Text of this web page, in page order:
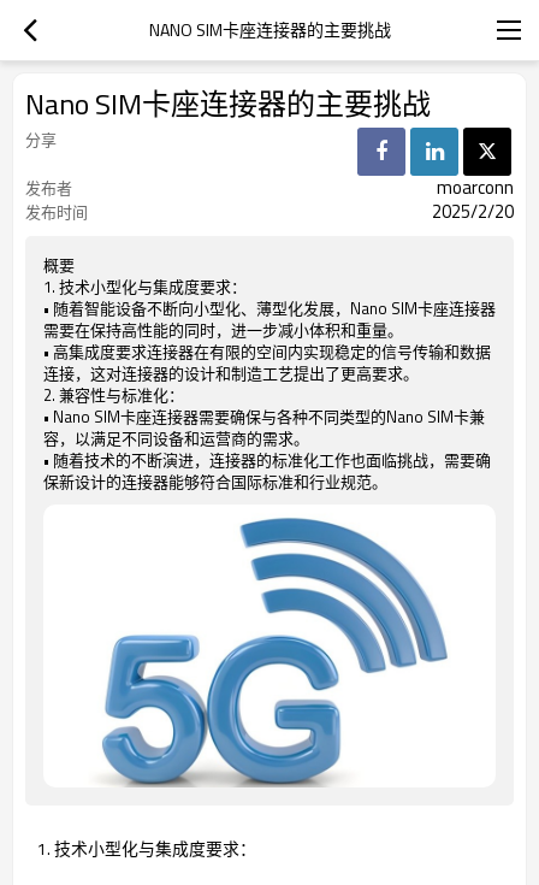
NANO SIM卡座连接器的主要挑战
Nano SIM卡座连接器的主要挑战
分享
发布者
moarconn
发布时间 2025/2/20
概要
1. 技术小型化与集成度要求：
• 随着智能设备不断向小型化、薄型化发展，Nano SIM卡座连接器
需要在保持高性能的同时，进一步减小体积和重量。
• 高集成度要求连接器在有限的空间内实现稳定的信号传输和数据
连接，这对连接器的设计和制造工艺提出了更高要求。
2. 兼容性与标准化：
• Nano SIM卡座连接器需要确保与各种不同类型的Nano SIM卡兼
容，以满足不同设备和运营商的需求。
• 随着技术的不断演进，连接器的标准化工作也面临挑战，需要确
保新设计的连接器能够符合国际标准和行业规范。
1. 技术小型化与集成度要求：